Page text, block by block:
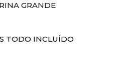
GRANDE
TODO INCLUÍDO